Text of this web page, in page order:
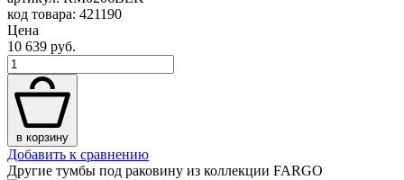
код товара: 421190
Цена
10 639 руб.
в корзину
Добавить к сравнению
Другие тумбы под раковину из коллекции FARGO